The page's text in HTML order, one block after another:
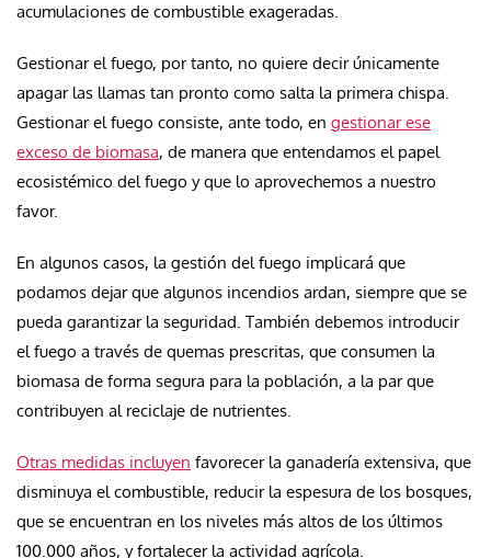
acumulaciones de combustible exageradas.
Gestionar el fuego, por tanto, no quiere decir únicamente
apagar las llamas tan pronto como salta la primera chispa.
Gestionar el fuego consiste, ante todo, en gestionar ese
exceso de biomasa, de manera que entendamos el papel
ecosistémico del fuego y que lo aprovechemos a nuestro
favor.
En algunos casos, la gestión del fuego implicará que
podamos dejar que algunos incendios ardan, siempre que se
pueda garantizar la seguridad. También debemos introducir
el fuego a través de quemas prescritas, que consumen la
biomasa de forma segura para la población, a la par que
contribuyen al reciclaje de nutrientes.
Otras medidas incluyen favorecer la ganadería extensiva, que
disminuya el combustible, reducir la espesura de los bosques,
que se encuentran en los niveles más altos de los últimos
100.000 años, y fortalecer la actividad agrícola.